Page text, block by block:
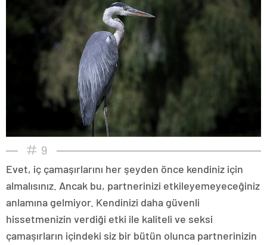
9
Evet, iç çamaşırlarını her şeyden önce kendiniz için
almalısınız. Ancak bu, partnerinizi etkileyemeyeceğiniz
anlamına gelmiyor. Kendinizi daha güvenli
hissetmenizin verdiği etki ile kaliteli ve seksi
çamaşırların içindeki siz bir bütün olunca partnerinizin